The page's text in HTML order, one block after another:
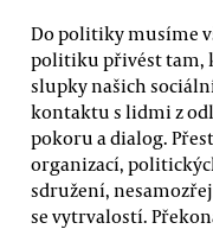
Do politiky musíme
politiku přivést tam,
slupky našich
kontaktu s lidmi z
pokoru a dialog.
organizací,
sdružení,
se vytrvalostí.